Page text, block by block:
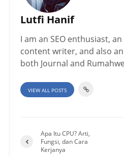
Lutfi Hanif
I am an SEO enthusiast,
content writer, and also
both Journal and
VIEW ALL POSTS
Apa Itu CPU? Arti,
Fungsi, dan Cara
Kerjanya